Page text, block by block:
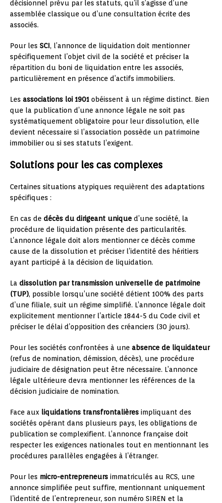
décisionnel prévu par les statuts, qu’il s’agisse d’une
assemblée classique ou d’une consultation écrite des
associés.
Pour les SCI, l’annonce de liquidation doit mentionner
spécifiquement l’objet civil de la société et préciser la
répartition du boni de liquidation entre les associés,
particulièrement en présence d’actifs immobiliers.
Les associations loi 1901 obéissent à un régime distinct. Bien
que la publication d’une annonce légale ne soit pas
systématiquement obligatoire pour leur dissolution, elle
devient nécessaire si l’association possède un patrimoine
immobilier ou si ses statuts l’exigent.
Solutions pour les cas complexes
Certaines situations atypiques requièrent des adaptations
spécifiques :
En cas de décès du dirigeant unique d’une société, la
procédure de liquidation présente des particularités.
L’annonce légale doit alors mentionner ce décès comme
cause de la dissolution et préciser l’identité des héritiers
ayant participé à la décision de liquidation.
La dissolution par transmission universelle de patrimoine
(TUP), possible lorsqu’une société détient 100% des parts
d’une filiale, suit un régime simplifié. L’annonce légale doit
explicitement mentionner l’article 1844-5 du Code civil et
préciser le délai d’opposition des créanciers (30 jours).
Pour les sociétés confrontées à une absence de liquidateur
(refus de nomination, démission, décès), une procédure
judiciaire de désignation peut être nécessaire. L’annonce
légale ultérieure devra mentionner les références de la
décision judiciaire de nomination.
Face aux liquidations transfrontalières impliquant des
sociétés opérant dans plusieurs pays, les obligations de
publication se complexifient. L’annonce française doit
respecter les exigences nationales tout en mentionnant les
procédures parallèles engagées à l’étranger.
Pour les micro-entrepreneurs immatriculés au RCS, une
annonce simplifiée peut suffire, mentionnant uniquement
l’identité de l’entrepreneur, son numéro SIREN et la